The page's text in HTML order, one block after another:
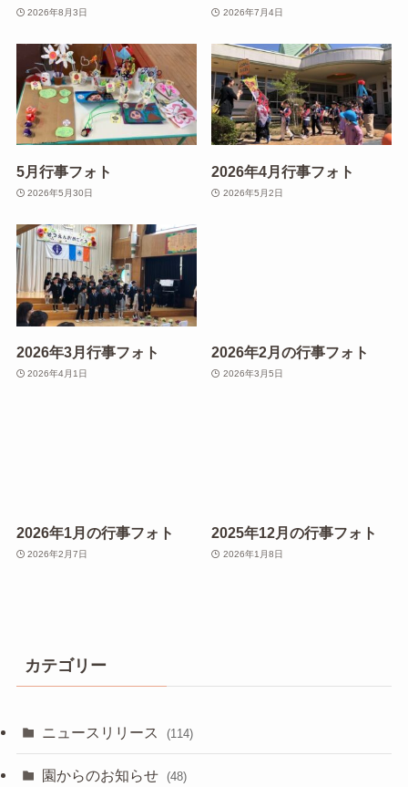
2026年8月3日 2026年7月4日
5月行事フォト
2026年5月30日
2026年4月行事フォト
2026年5月2日
2026年3月行事フォト
2026年4月1日
2026年2月の行事フォト
2026年3月5日
2026年1月の行事フォト
2026年2月7日
2025年12月の行事フォト
2026年1月8日
カテゴリー
ニュースリリース (114)
園からのお知らせ (48)